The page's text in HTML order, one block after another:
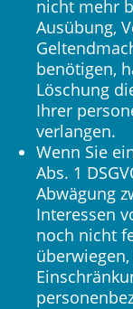
nicht mehr
Ausübung,
benötigen,
Löschung
Ihrer
verlangen.
Wenn Sie
Abs. 1
Abwägung
Interessen
noch nicht